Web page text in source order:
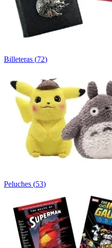
Billeteras (72)
Peluches (53)